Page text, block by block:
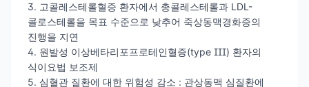
3. 고콜레스테롤혈증 환자에서 총콜레스테롤과 LDL-
콜로스테롤을 목표 수준으로 낮추어 죽상동맥경화증의
진행을 지연
4. 원발성 이상베타리포프로테인혈증(type III) 환자의
식이요법 보조제
5. 심혈관 질환에 대한 위험성 감소 : 관상동맥 심질환에